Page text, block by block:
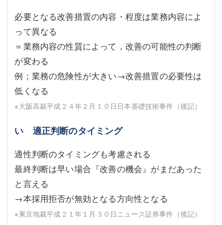
必要となる改善措置の内容・程度は業務内容によ
って異なる
＝業務内容の性質によって，改善の可能性の判断
が変わる
例；業務の危険性が大きい→改善措置の必要性は
低くなる
※大阪高裁平成２４年２月１０日日本基礎技術事件（後記）
い 適正判断のタイミング
適性判断のタイミングも考慮される
最終判断は早い場合『改善の機会』がまだあった
と言える
→本採用拒否が無効となる方向性となる
※東京地裁平成２１年１月３０日ニュース証券事件（後記）